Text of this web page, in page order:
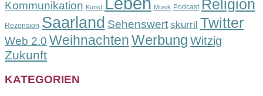
Kommunikation Kunst Musik Podcast Religion
Rezension Saarland Sehenswert skurril Twitter
Web 2.0 WeihnachtenWerbung Witzig
Zukunft
KATEGORIEN